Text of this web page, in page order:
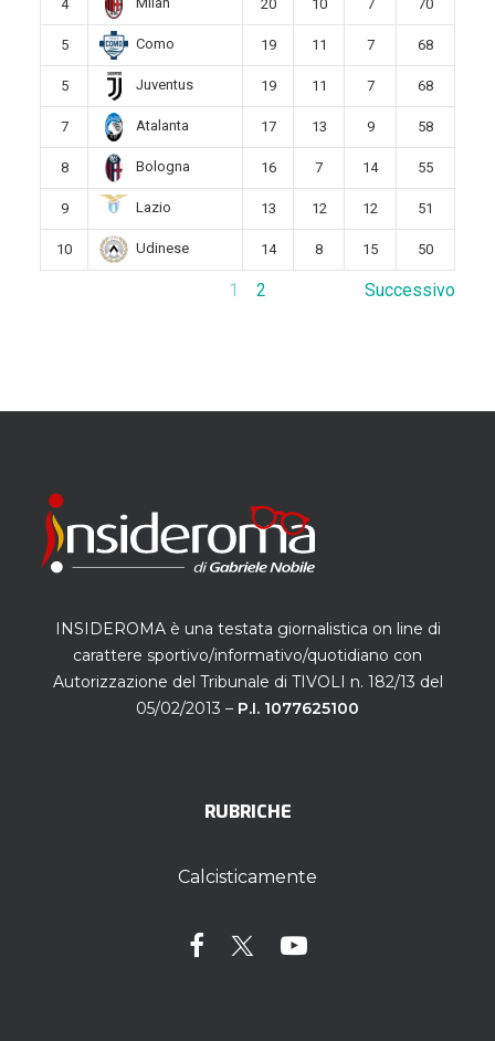
4 Milan 20 10 7 70
5 Como 19 11 7 68
5 Juventus 19 11 7 68
7 Atalanta 17 13 9 58
8 Bologna 16 7 14 55
9 Lazio 13 12 12 51
10 Udinese 14 8 15 50
1 2 Successivo
INSIDEROMA è una testata giornalistica on line di
carattere sportivo/informativo/quotidiano con
Autorizzazione del Tribunale di TIVOLI n. 182/13 del
05/02/2013 – P.I. 1077625100
RUBRICHE
Calcisticamente